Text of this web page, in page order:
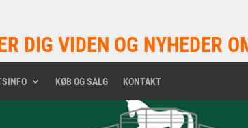
DIG VIDEN OG NYHEDER
KØB OG SALG KONTAKT